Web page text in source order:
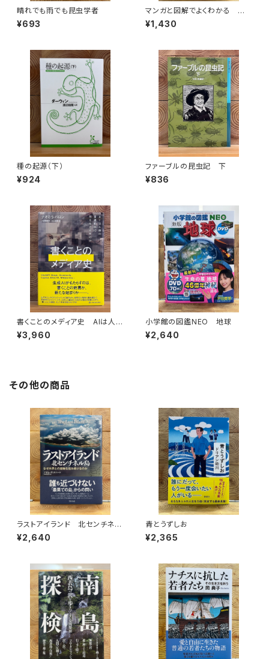
晴れでも雨でも昆虫学者
¥693
マンガと図解でよくわかる はじ
めての気象学
¥1,430
種の起源（下）
¥924
ファーブルの昆虫記 下
¥836
書くことのメディア史 AIは人間
の言語能力に何をもたらすのか
¥3,960
小学館の図鑑NEO 地球
¥2,640
その他の商品
ラストアイランド 北センチネル
島 なぜ外界との接触を拒み続
けるのか
¥2,640
青とうずしお
¥2,365